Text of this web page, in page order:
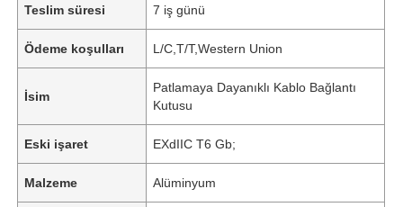
Teslim süresi 7 iş günü
Ödeme koşulları L/C,T/T,Western Union
İsim
Patlamaya Dayanıklı Kablo Bağlantı
Kutusu
Eski işaret EXdIIC T6 Gb;
Malzeme Alüminyum